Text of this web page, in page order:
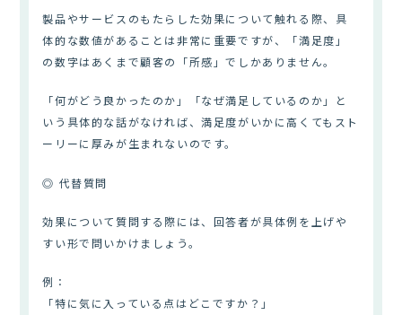
製品やサービスのもたらした効果について触れる際、具
体的な数値があることは非常に重要ですが、「満足度」
の数字はあくまで顧客の「所感」でしかありません。
「何がどう良かったのか」「なぜ満足しているのか」と
いう具体的な話がなければ、満足度がいかに高くてもスト
ーリーに厚みが生まれないのです。
◎ 代替質問
効果について質問する際には、回答者が具体例を上げや
すい形で問いかけましょう。
例：
「特に気に入っている点はどこですか？」